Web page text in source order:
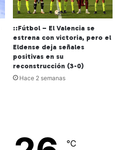
::Fútbol – El Valencia se
estrena con victoria, pero el
Eldense deja señales
positivas en su
reconstrucción (3-0)
Hace 2 semanas
℃